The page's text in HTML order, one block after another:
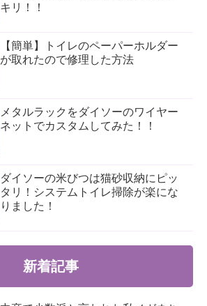
キリ！！
【簡単】トイレのペーパーホルダー
が取れたので修理した方法
メタルラックをダイソーのワイヤー
ネットでカスタムしてみた！！
ダイソーの米びつは猫砂収納にピッ
タリ！システムトイレ掃除が楽にな
りました！
新着記事